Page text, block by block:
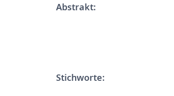
Abstrakt:
Stichworte: